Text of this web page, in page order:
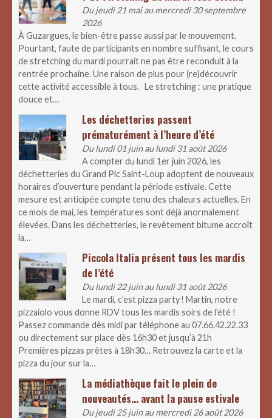
Du jeudi 21 mai au mercredi 30 septembre
2026
À Guzargues, le bien-être passe aussi par le mouvement.
Pourtant, faute de participants en nombre suffisant, le cours
de stretching du mardi pourrait ne pas être reconduit à la
rentrée prochaine. Une raison de plus pour (re)découvrir
cette activité accessible à tous. Le stretching : une pratique
douce et…
Les déchetteries passent
prématurément à l’heure d’été
Du lundi 01 juin au lundi 31 août 2026
A compter du lundi 1er juin 2026, les
déchetteries du Grand Pic Saint-Loup adoptent de nouveaux
horaires d’ouverture pendant la période estivale. Cette
mesure est anticipée compte tenu des chaleurs actuelles. En
ce mois de mai, les températures sont déjà anormalement
élevées. Dans les déchetteries, le revêtement bitume accroît
la…
Piccola Italia présent tous les mardis
de l’été
Du lundi 22 juin au lundi 31 août 2026
Le mardi, c’est pizza party ! Martin, notre
pizzaiolo vous donne RDV tous les mardis soirs de l’été !
Passez commande dès midi par téléphone au 07.66.42.22.33
ou directement sur place dès 16h30 et jusqu’à 21h
Premières pizzas prêtes à 18h30… Retrouvez la carte et la
pizza du jour sur la…
La médiathèque fait le plein de
nouveautés… avant la pause estivale
Du jeudi 25 juin au mercredi 26 août 2026